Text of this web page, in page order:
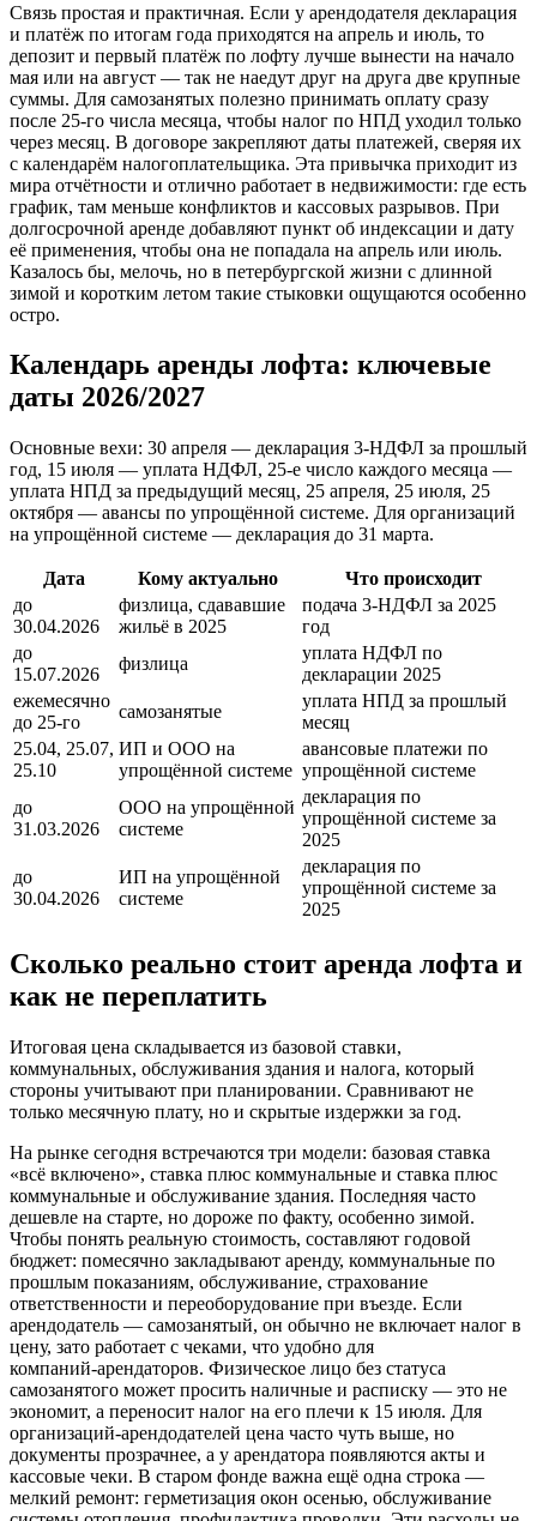
Связь простая и практичная. Если у арендодателя декларация
и платёж по итогам года приходятся на апрель и июль, то
депозит и первый платёж по лофту лучше вынести на начало
мая или на август — так не наедут друг на друга две крупные
суммы. Для самозанятых полезно принимать оплату сразу
после 25‑го числа месяца, чтобы налог по НПД уходил только
через месяц. В договоре закрепляют даты платежей, сверяя их
с календарём налогоплательщика. Эта привычка приходит из
мира отчётности и отлично работает в недвижимости: где есть
график, там меньше конфликтов и кассовых разрывов. При
долгосрочной аренде добавляют пункт об индексации и дату
её применения, чтобы она не попадала на апрель или июль.
Казалось бы, мелочь, но в петербургской жизни с длинной
зимой и коротким летом такие стыковки ощущаются особенно
остро.
Календарь аренды лофта: ключевые
даты 2026/2027
Основные вехи: 30 апреля — декларация 3‑НДФЛ за прошлый
год, 15 июля — уплата НДФЛ, 25‑е число каждого месяца —
уплата НПД за предыдущий месяц, 25 апреля, 25 июля, 25
октября — авансы по упрощённой системе. Для организаций
на упрощённой системе — декларация до 31 марта.
Дата Кому актуально
Что происходит
до
30.04.2026
физлица, сдававшие
жильё в 2025
подача 3‑НДФЛ за 2025
год
до
15.07.2026
физлица
уплата НДФЛ по
декларации 2025
ежемесячно
до 25‑го
самозанятые
уплата НПД за прошлый
месяц
25.04, 25.07,
25.10
ИП и ООО на
упрощённой системе
авансовые платежи по
упрощённой системе
до
31.03.2026
ООО на упрощённой
системе
декларация по
упрощённой системе за
2025
до
30.04.2026
ИП на упрощённой
системе
декларация по
упрощённой системе за
2025
Сколько реально стоит аренда лофта и
как не переплатить
Итоговая цена складывается из базовой ставки,
коммунальных, обслуживания здания и налога, который
стороны учитывают при планировании. Сравнивают не
только месячную плату, но и скрытые издержки за год.
На рынке сегодня встречаются три модели: базовая ставка
«всё включено», ставка плюс коммунальные и ставка плюс
коммунальные и обслуживание здания. Последняя часто
дешевле на старте, но дороже по факту, особенно зимой.
Чтобы понять реальную стоимость, составляют годовой
бюджет: помесячно закладывают аренду, коммунальные по
прошлым показаниям, обслуживание, страхование
ответственности и переоборудование при въезде. Если
арендодатель — самозанятый, он обычно не включает налог в
цену, зато работает с чеками, что удобно для
компаний‑арендаторов. Физическое лицо без статуса
самозанятого может просить наличные и расписку — это не
экономит, а переносит налог на его плечи к 15 июля. Для
организаций‑арендодателей цена часто чуть выше, но
документы прозрачнее, а у арендатора появляются акты и
кассовые чеки. В старом фонде важна ещё одна строка —
мелкий ремонт: герметизация окон осенью, обслуживание